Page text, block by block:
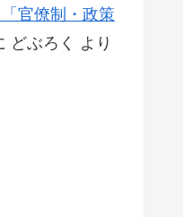
官僚制・政策
どぶろく より